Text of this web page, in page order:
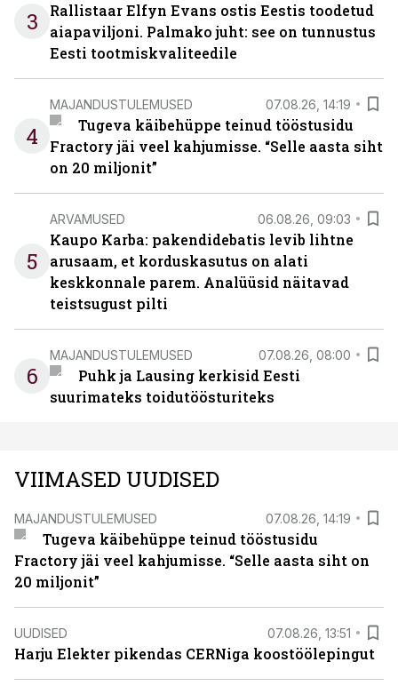
3
Rallistaar Elfyn Evans ostis Eestis toodetud
aiapaviljoni. Palmako juht: see on tunnustus
Eesti tootmiskvaliteedile
4
MAJANDUSTULEMUSED 07.08.26, 14:19
Tugeva käibehüppe teinud tööstusidu
Fractory jäi veel kahjumisse. “Selle aasta siht
on 20 miljonit”
5
ARVAMUSED 06.08.26, 09:03
Kaupo Karba: pakendidebatis levib lihtne
arusaam, et korduskasutus on alati
keskkonnale parem. Analüüsid näitavad
teistsugust pilti
6
MAJANDUSTULEMUSED 07.08.26, 08:00
Puhk ja Lausing kerkisid Eesti
suurimateks toidutöösturiteks
VIIMASED UUDISED
MAJANDUSTULEMUSED 07.08.26, 14:19
Tugeva käibehüppe teinud tööstusidu
Fractory jäi veel kahjumisse. “Selle aasta siht on
20 miljonit”
UUDISED 07.08.26, 13:51
Harju Elekter pikendas CERNiga koostöölepingut